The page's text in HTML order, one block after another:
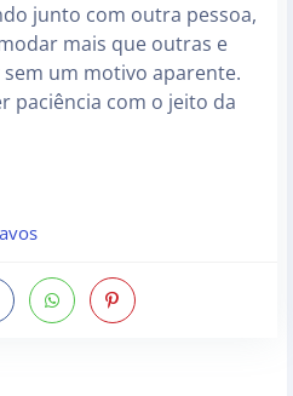
junto com outra pessoa,
mais que outras e
um motivo aparente.
paciência com o jeito da